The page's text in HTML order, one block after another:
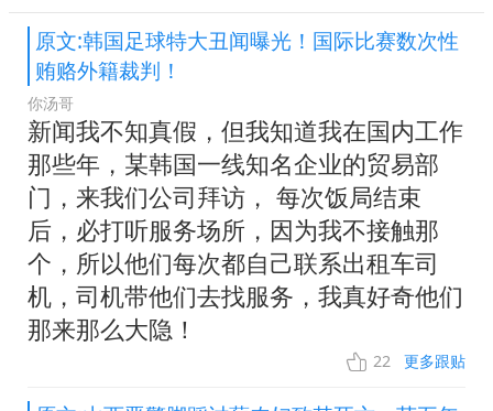
原文:韩国足球特大丑闻曝光！国际比赛数次性
贿赂外籍裁判！
你汤哥
新闻我不知真假，但我知道我在国内工作
那些年，某韩国一线知名企业的贸易部
门，来我们公司拜访， 每次饭局结束
后，必打听服务场所，因为我不接触那
个，所以他们每次都自己联系出租车司
机，司机带他们去找服务，我真好奇他们
那来那么大隐！
22 更多跟贴